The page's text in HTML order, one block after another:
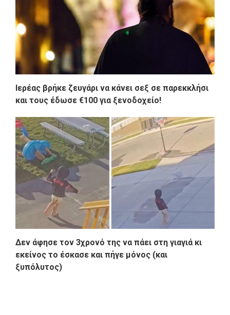
Ιερέας βρήκε ζευγάρι να κάνει σεξ σε παρεκκλήσι
και τους έδωσε €100 για ξενοδοχείο!
Δεν άφησε τον 3χρονό της να πάει στη γιαγιά κι
εκείνος το έσκασε και πήγε μόνος (και
ξυπόλυτος)